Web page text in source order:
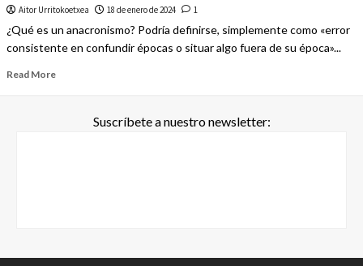
Aitor Urritokoetxea 18 de enero de 2024 1
¿Qué es un anacronismo? Podría definirse, simplemente como «error
consistente en confundir épocas o situar algo fuera de su época»...
Read More
Suscríbete a nuestro newsletter: